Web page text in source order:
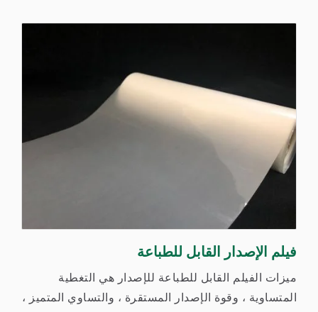
فيلم الإصدار القابل للطباعة
ميزات الفيلم القابل للطباعة للإصدار هي التغطية
المتساوية ، وقوة الإصدار المستقرة ، والتساوي المتميز ،